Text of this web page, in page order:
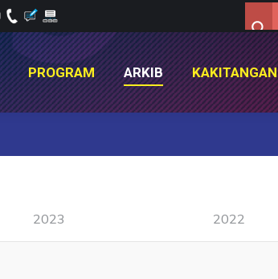
PROGRAM ARKIB KAKITANGAN
2023 2022
PROGRAM ARKIB KAKITANGAN